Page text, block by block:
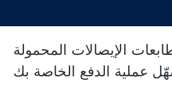
الإيصالات المحمولة
عملية الدفع الخاصة بك